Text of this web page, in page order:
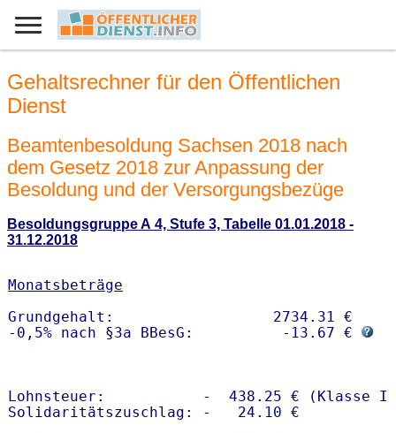
Gehaltsrechner für den Öffentlichen
Dienst
Beamtenbesoldung Sachsen 2018 nach
dem Gesetz 2018 zur Anpassung der
Besoldung und der Versorgungsbezüge
Besoldungsgruppe A 4, Stufe 3, Tabelle 01.01.2018 -
31.12.2018
Monatsbeträge
Grundgehalt:                  2734.31 €
-0,5% nach §3a BBesG:          -13.67 €
Lohnsteuer:           -  438.25 € (Klasse I)
Solidaritätszuschlag: -   24.10 €